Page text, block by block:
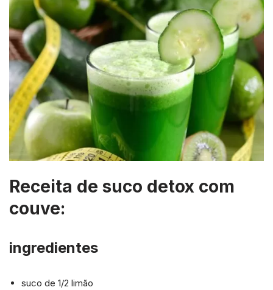
Receita de suco detox com
couve:
ingredientes
suco de 1/2 limão